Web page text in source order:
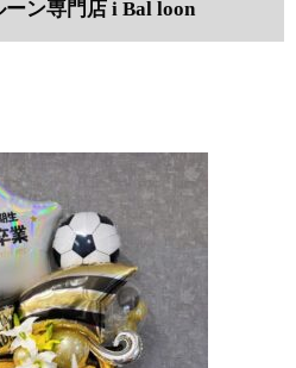
ーン専門店 i Bal loon